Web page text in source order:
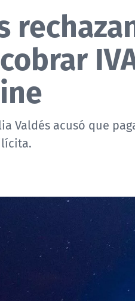
Valdés acusó que